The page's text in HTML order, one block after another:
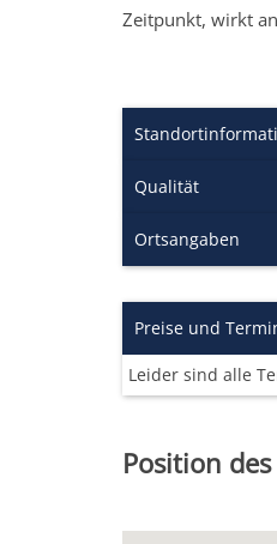
Zeitpunkt, wirkt
Qualität
Ortsangaben
Preise und
Leider sind alle
Position